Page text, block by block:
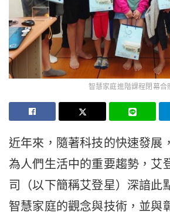
智慧家庭進階課程閉幕合
近年來，隨著科技的快速發展
為人們生活中的重要趨勢，艾
司（以下簡稱艾登星）深諳此
智慧家庭的觀念與技術，並與